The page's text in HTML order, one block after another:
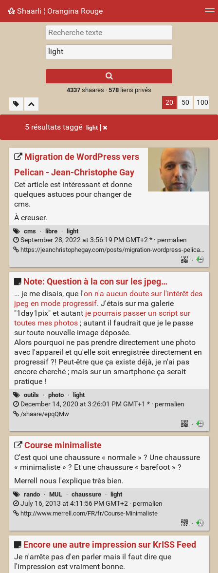
Shaarli ¦ Orangina Rouge
Nuage de tags Mur d'images
results.
4337shaares · 578liens privés
20 50 100
5 résultats taggé light
Migration de WordPress vers
Pelican - Jean-Christophe Gay
Cet article est intéressant et donne
quelques astuces pour changer de
cms.
À creuser.
cms · libre · light
September 28, 2022 at 3:56:19 PM GMT+2 * · permalien
https://jeanchristophegay.com/posts/migration-wordpress-pelican/
·
Note: Question à la con sur les jpeg…
… je me disais, que l'on n'a aucun doute sur l'intérêt des
jpeg en mode progressif. J'étais sur ma galerie
"1day1pix" et autant je pourrais passer un script sur
toutes mes photos; autant il faudrait que je le passe
sur toute nouvelle image déposée.
Alors pourquoi ne pas prendre directement une photo
avec l'appareil et qu'elle soit enregistrée directement en
progressif ?! Peut-être que ça existe déjà, je n'ai pas
encore cherché ; mais sur un smartphone ça serait
pratique !
outils · photo · light
December 14, 2020 at 3:26:01 PM GMT+1 * · permalien
/shaare/epqQMw
·
Course minimaliste
C'est quoi une chaussure « normale » ? Une chaussure
« minimaliste » ? Et une chaussure « barefoot » ?
Merrell nous l'explique très bien.
rando · MUL · chaussure · light
July 16, 2013 at 4:11:56 PM GMT+2 · permalien
http://www.merrell.com/FR/fr/Course-Minimaliste
·
Encore une autre impression sur KrISS Feed
Je n'arrête pas d'en parler mais il faut dire que
l'impression est vraiment bonne.